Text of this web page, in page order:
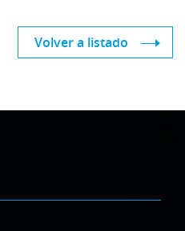
Volver a listado